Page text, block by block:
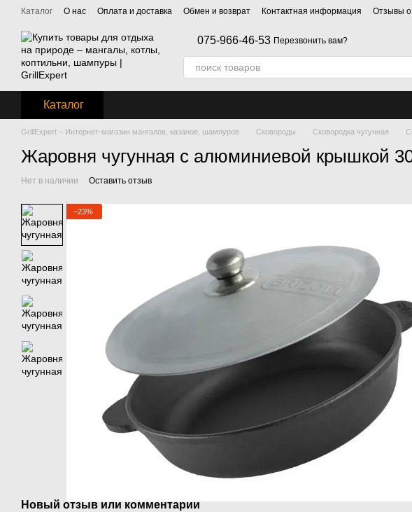
Перейти к основному контенту
Каталог О нас Оплата и доставка Обмен и возврат Контактная информация Отзывы о
075-966-46-53 Перезвонить вам?
Каталог
GrillExpert – Интернет-магазин мангалов, казанов, шампуров Сковороды Сковородка чугунная
Жаровня чугунная с алюминиевой крышкой
Нет в наличии Оставить отзыв
−23%
Новый отзыв или комментарий